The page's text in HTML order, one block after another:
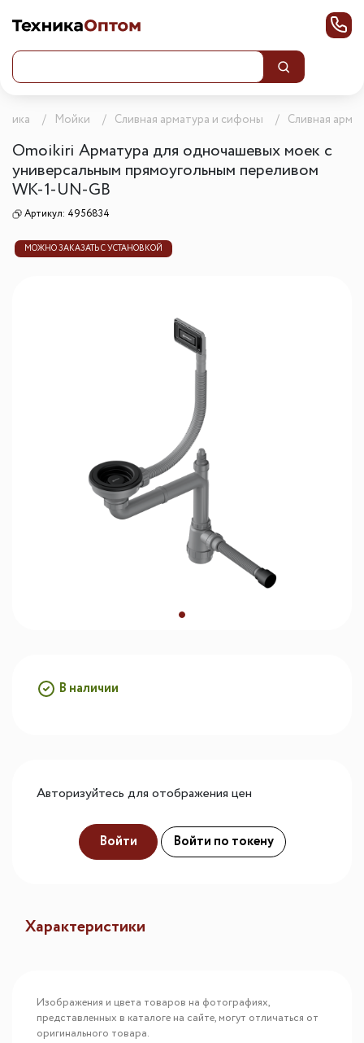
Мойки Сливная арматура и сифоны Сливная
Omoikiri Арматура для одночашевых моек с
универсальным прямоугольным переливом
WK-1-UN-GB
Артикул: 4956834
МОЖНО ЗАКАЗАТЬ С УСТАНОВКОЙ
В наличии
Авторизуйтесь для отображения цен
Войти Войти по токену
Характеристики
Изображения и цвета товаров на фотографиях,
представленных в каталоге на сайте, могут отличаться от
оригинального товара.